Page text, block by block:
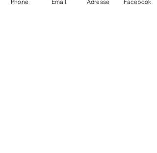
Phone Email Adresse Facebook